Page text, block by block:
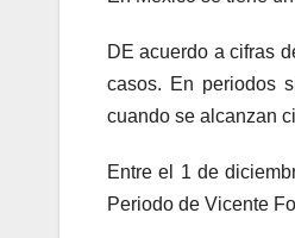
DE acuerdo a cifras
casos. En periodos
cuando se alcanzan
Entre el 1 de
Periodo de Vicente